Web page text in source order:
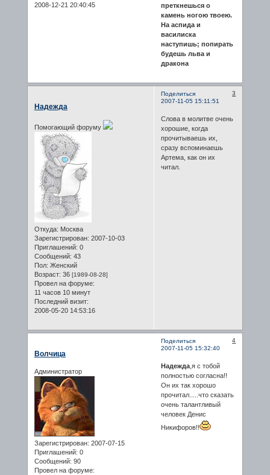
2008-12-21 20:40:45
преткнешься о
камень ногою твоею.
На аспида и
василиска
наступишь; попирать
будешь льва и
дракона
Поделиться
3
2007-11-05 15:11:51
Надежда
Помогающий форуму
Откуда: Москва
Зарегистрирован: 2007-10-03
Приглашений: 0
Сообщений: 43
Пол: Женский
Возраст: 36 [1989-08-28]
Провел на форуме:
11 часов 10 минут
Последний визит:
2008-05-20 14:53:16
Слова в молитве очень
хорошие, когда
прочитываешь их,
сразу вспоминаешь
Артема, как он их
читал.
Поделиться
4
2007-11-05 15:32:40
Волчица
Администратор
Зарегистрирован: 2007-07-15
Приглашений: 0
Сообщений: 90
Провел на форуме:
Надежда,я с тобой
полностью согласна!!
Он их так хорошо
прочитал.....что сказать
очень талантливый
человек Денис
Никифоров!!